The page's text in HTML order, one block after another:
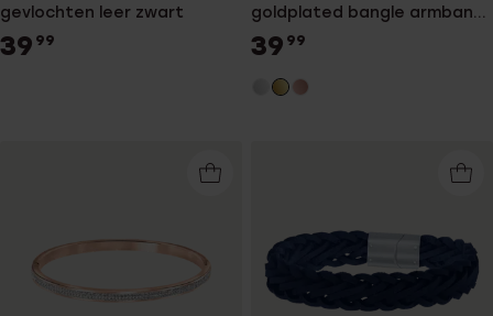
gevlochten leer zwart
39 99
goldplated bangle armband
kristal
39 99